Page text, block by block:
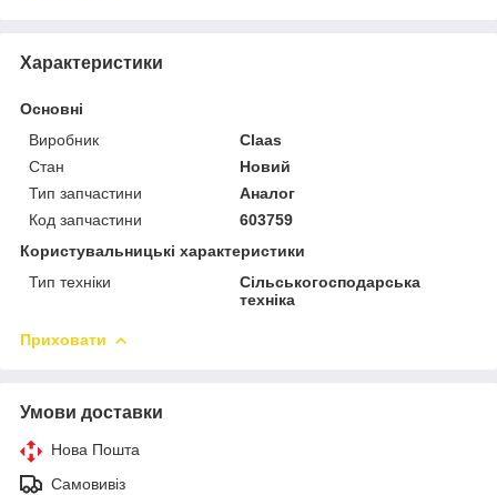
Характеристики
Основні
Виробник
Claas
Стан
Новий
Тип запчастини
Аналог
Код запчастини
603759
Користувальницькі характеристики
Тип техніки
Сільськогосподарська
техніка
Приховати
Умови доставки
Нова Пошта
Самовивіз